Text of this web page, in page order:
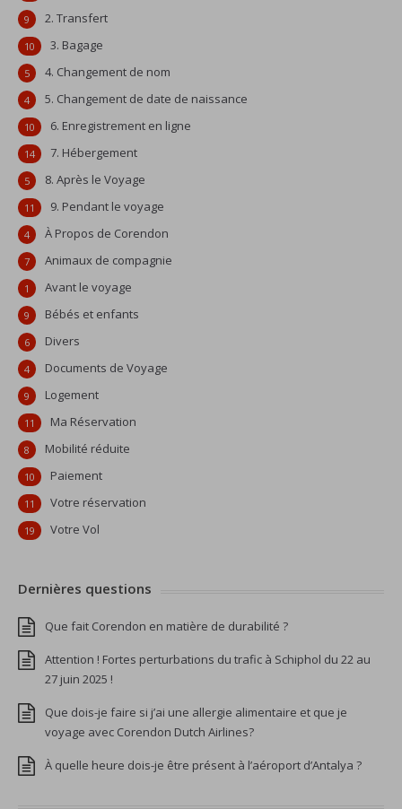
2. Transfert
9
3. Bagage
10
4. Changement de nom
5
5. Changement de date de naissance
4
6. Enregistrement en ligne
10
7. Hébergement
14
8. Après le Voyage
5
9. Pendant le voyage
11
À Propos de Corendon
4
Animaux de compagnie
7
Avant le voyage
1
Bébés et enfants
9
Divers
6
Documents de Voyage
4
Logement
9
Ma Réservation
11
Mobilité réduite
8
Paiement
10
Votre réservation
11
Votre Vol
19
Dernières questions
Que fait Corendon en matière de durabilité ?
Attention ! Fortes perturbations du trafic à Schiphol du 22 au
27 juin 2025 !
Que dois-je faire si j’ai une allergie alimentaire et que je
voyage avec Corendon Dutch Airlines?
À quelle heure dois-je être présent à l’aéroport d’Antalya ?